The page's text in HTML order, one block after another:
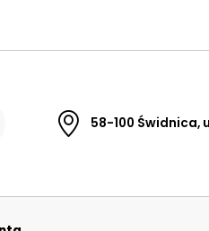
58-100 Świdnica,